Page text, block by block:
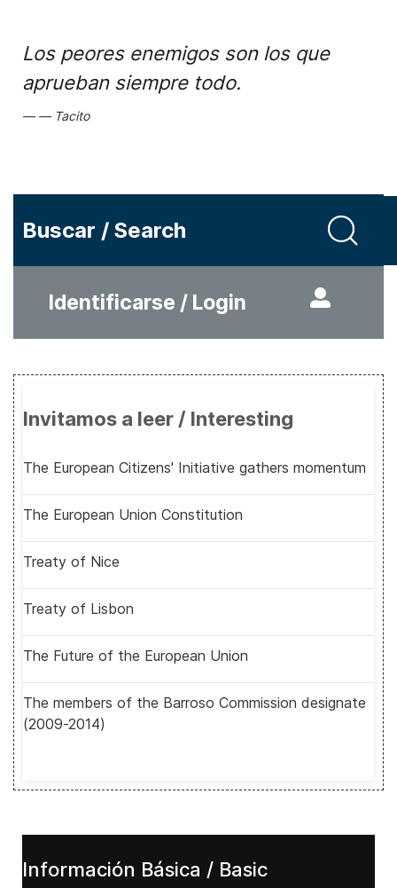
Los peores enemigos son los que
aprueban siempre todo.
Tacito
Buscar / Search
Identificarse / Login
Invitamos a leer / Interesting
The European Citizens' Initiative gathers momentum
The European Union Constitution
Treaty of Nice
Treaty of Lisbon
The Future of the European Union
The members of the Barroso Commission designate
(2009-2014)
Información Básica / Basic